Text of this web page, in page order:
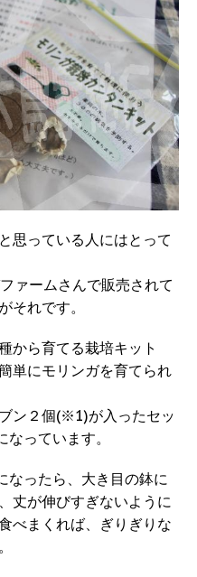
思っている人にはとって
ァームさんで販売されて
それです。
から育てる栽培キット
単にモリンガを育てられ
ン２個(※1)が入ったセッ
っています。
ったら、大き目の鉢に
丈が伸びすぎないように
べまくれば、ぎりぎりな